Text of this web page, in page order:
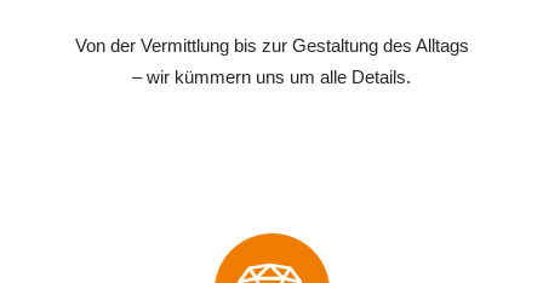
Von der Vermittlung bis zur Gestaltung des Alltags
– wir kümmern uns um alle Details.